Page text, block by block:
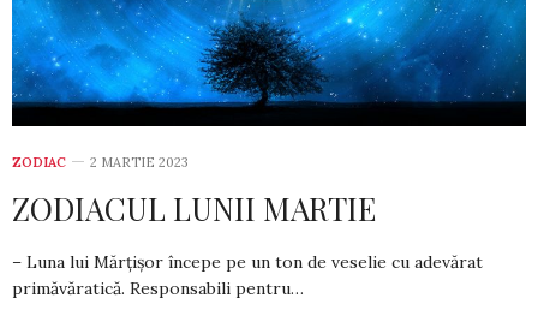
ZODIAC 2 MARTIE 2023
ZODIACUL LUNII MARTIE
– Luna lui Mărțișor începe pe un ton de veselie cu adevărat
primăvăratică. Responsabili pentru…